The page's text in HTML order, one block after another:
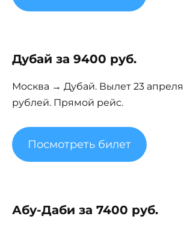
Дубай за 9400 руб.
Москва → Дубай. Вылет 23
рублей. Прямой рейс.
Посмотреть билет
Абу-Даби за 7400 руб.